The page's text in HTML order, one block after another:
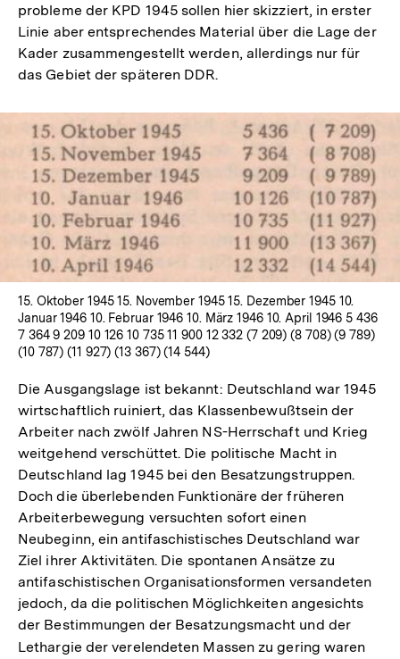
Auflösung
der
Fußnote
probleme der KPD 1945 sollen hier skizziert, in erster
Linie aber entsprechendes Material über die Lage der
Kader zusammengestellt werden, allerdings nur für
das Gebiet der späteren DDR.
Lightbox
öffnen
15. Oktober 1945 15. November 1945 15. Dezember 1945 10.
Januar 1946 10. Februar 1946 10. März 1946 10. April 1946 5 436
7 364 9 209 10 126 10 735 11 900 12 332 (7 209) (8 708) (9 789)
(10 787) (11 927) (13 367) (14 544)
Die Ausgangslage ist bekannt: Deutschland war 1945
wirtschaftlich ruiniert, das Klassenbewußtsein der
Arbeiter nach zwölf Jahren NS-Herrschaft und Krieg
weitgehend verschüttet. Die politische Macht in
Deutschland lag 1945 bei den Besatzungstruppen.
Doch die überlebenden Funktionäre der früheren
Arbeiterbewegung versuchten sofort einen
Neubeginn, ein antifaschistisches Deutschland war
Ziel ihrer Aktivitäten. Die spontanen Ansätze zu
antifaschistischen Organisationsformen versandeten
jedoch, da die politischen Möglichkeiten angesichts
der Bestimmungen der Besatzungsmacht und der
Lethargie der verelendeten Massen zu gering waren